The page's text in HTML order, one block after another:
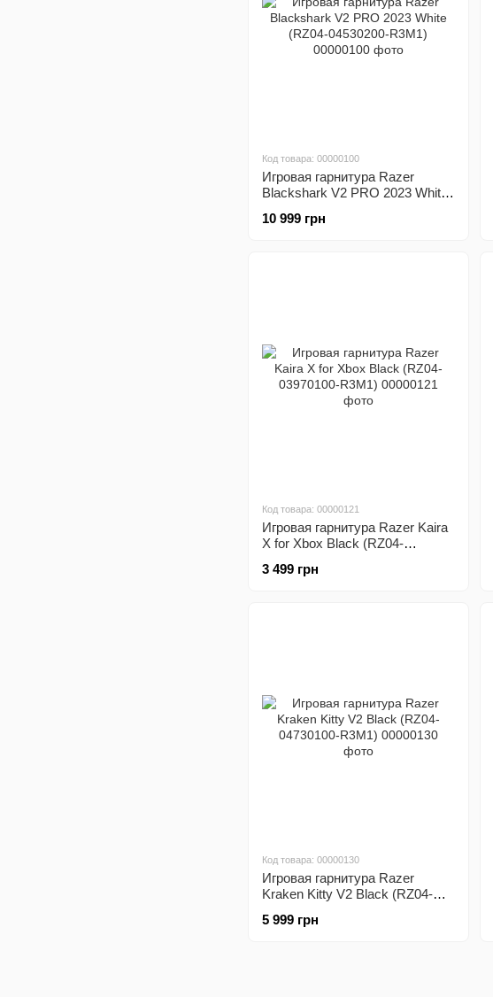
Код товара: 00000100
Игровая гарнитура Razer
Blackshark V2 PRO 2023 White
10 999 грн
Код товара: 00000121
Игровая гарнитура Razer Kaira
X for Xbox Black (RZ04-
3 499 грн
Код товара: 00000130
Игровая гарнитура Razer
Kraken Kitty V2 Black (RZ04-
5 999 грн